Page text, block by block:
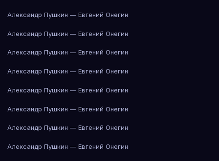
Александр Пушкин — Евгений Онегин
Александр Пушкин — Евгений Онегин
Александр Пушкин — Евгений Онегин
Александр Пушкин — Евгений Онегин
Александр Пушкин — Евгений Онегин
Александр Пушкин — Евгений Онегин
Александр Пушкин — Евгений Онегин
Александр Пушкин — Евгений Онегин